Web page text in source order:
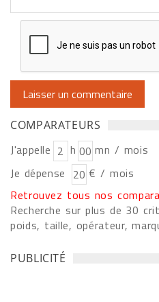
COMPARATEURS
J'appelle h
mn / mois
Je dépense
€ / mois
Retrouvez tous nos
Recherche sur plus de 30
poids, taille, opérateur,
PUBLICITÉ